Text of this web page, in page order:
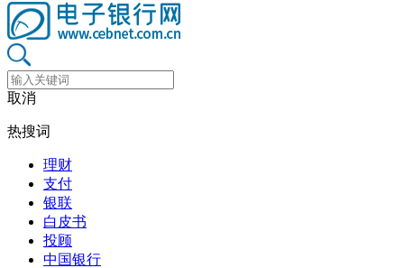
取消
热搜词
理财
支付
银联
白皮书
投顾
中国银行